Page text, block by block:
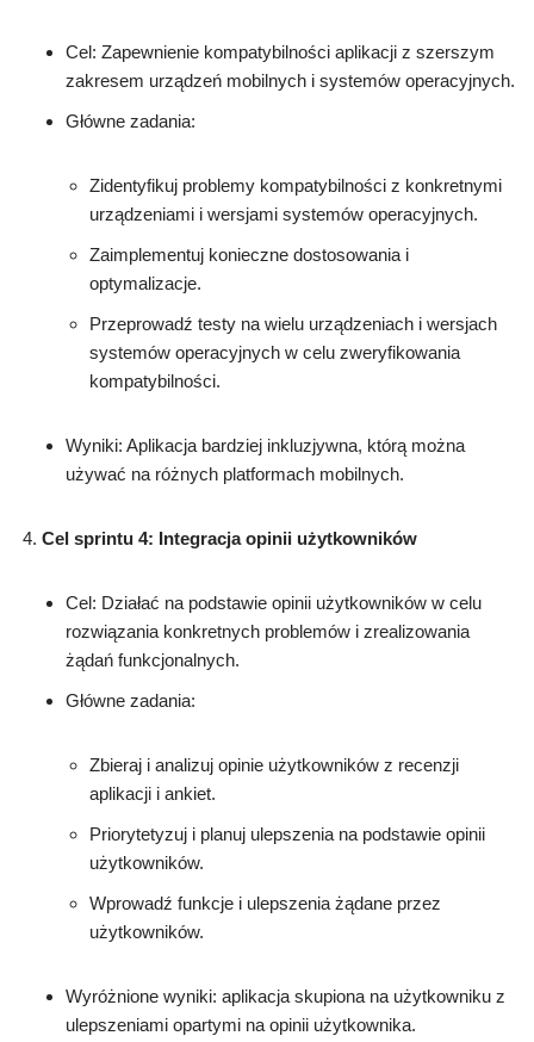
Cel: Zapewnienie kompatybilności aplikacji z szerszym
zakresem urządzeń mobilnych i systemów operacyjnych.
Główne zadania:
Zidentyfikuj problemy kompatybilności z konkretnymi
urządzeniami i wersjami systemów operacyjnych.
Zaimplementuj konieczne dostosowania i
optymalizacje.
Przeprowadź testy na wielu urządzeniach i wersjach
systemów operacyjnych w celu zweryfikowania
kompatybilności.
Wyniki: Aplikacja bardziej inkluzjywna, którą można
używać na różnych platformach mobilnych.
Cel sprintu 4: Integracja opinii użytkowników
Cel: Działać na podstawie opinii użytkowników w celu
rozwiązania konkretnych problemów i zrealizowania
żądań funkcjonalnych.
Główne zadania:
Zbieraj i analizuj opinie użytkowników z recenzji
aplikacji i ankiet.
Priorytetyzuj i planuj ulepszenia na podstawie opinii
użytkowników.
Wprowadź funkcje i ulepszenia żądane przez
użytkowników.
Wyróżnione wyniki: aplikacja skupiona na użytkowniku z
ulepszeniami opartymi na opinii użytkownika.